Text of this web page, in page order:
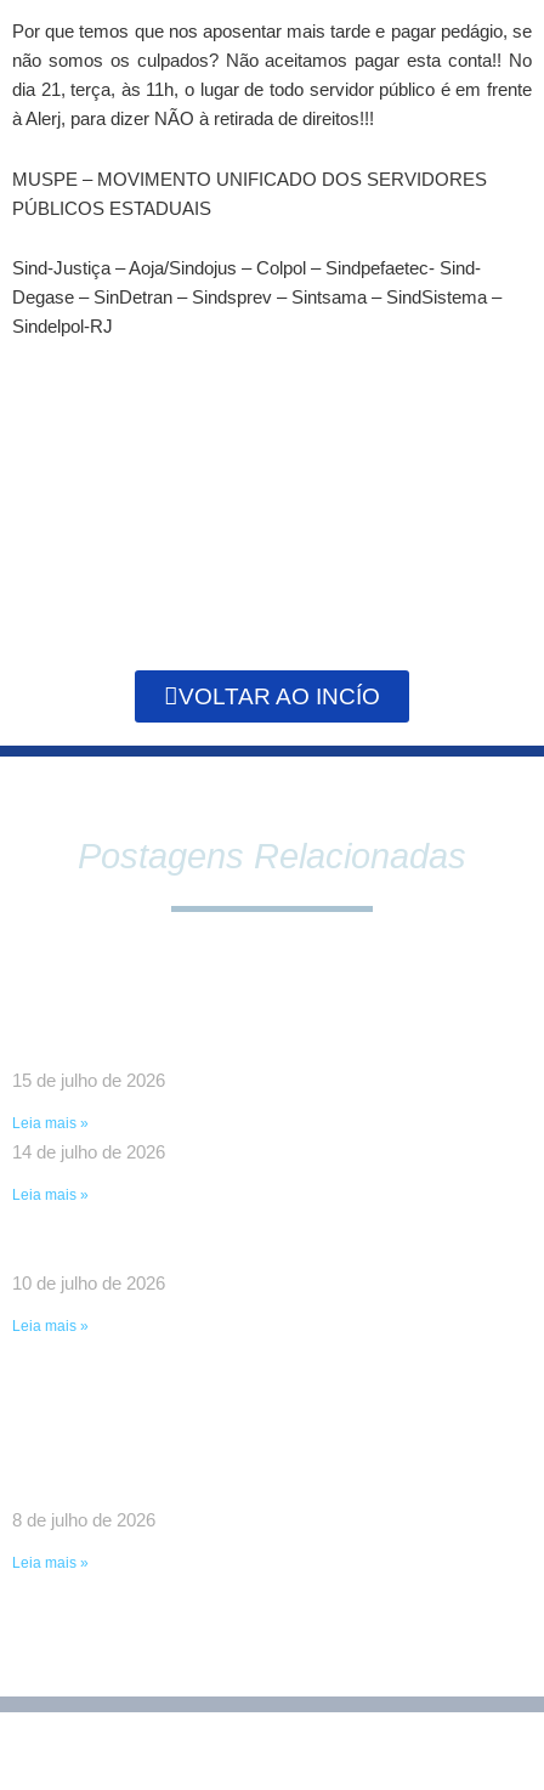
Por que temos que nos aposentar mais tarde e pagar pedágio, se
não somos os culpados? Não aceitamos pagar esta conta!! No
dia 21, terça, às 11h, o lugar de todo servidor público é em frente
à Alerj, para dizer NÃO à retirada de direitos!!!
MUSPE – MOVIMENTO UNIFICADO DOS SERVIDORES
PÚBLICOS ESTADUAIS
Sind-Justiça – Aoja/Sindojus – Colpol – Sindpefaetec- Sind-
Degase – SinDetran – Sindsprev – Sintsama – SindSistema –
Sindelpol-RJ
VOLTAR AO INCÍO
Postagens Relacionadas
15 de julho de 2026
Leia mais »
14 de julho de 2026
Leia mais »
10 de julho de 2026
Leia mais »
8 de julho de 2026
Leia mais »